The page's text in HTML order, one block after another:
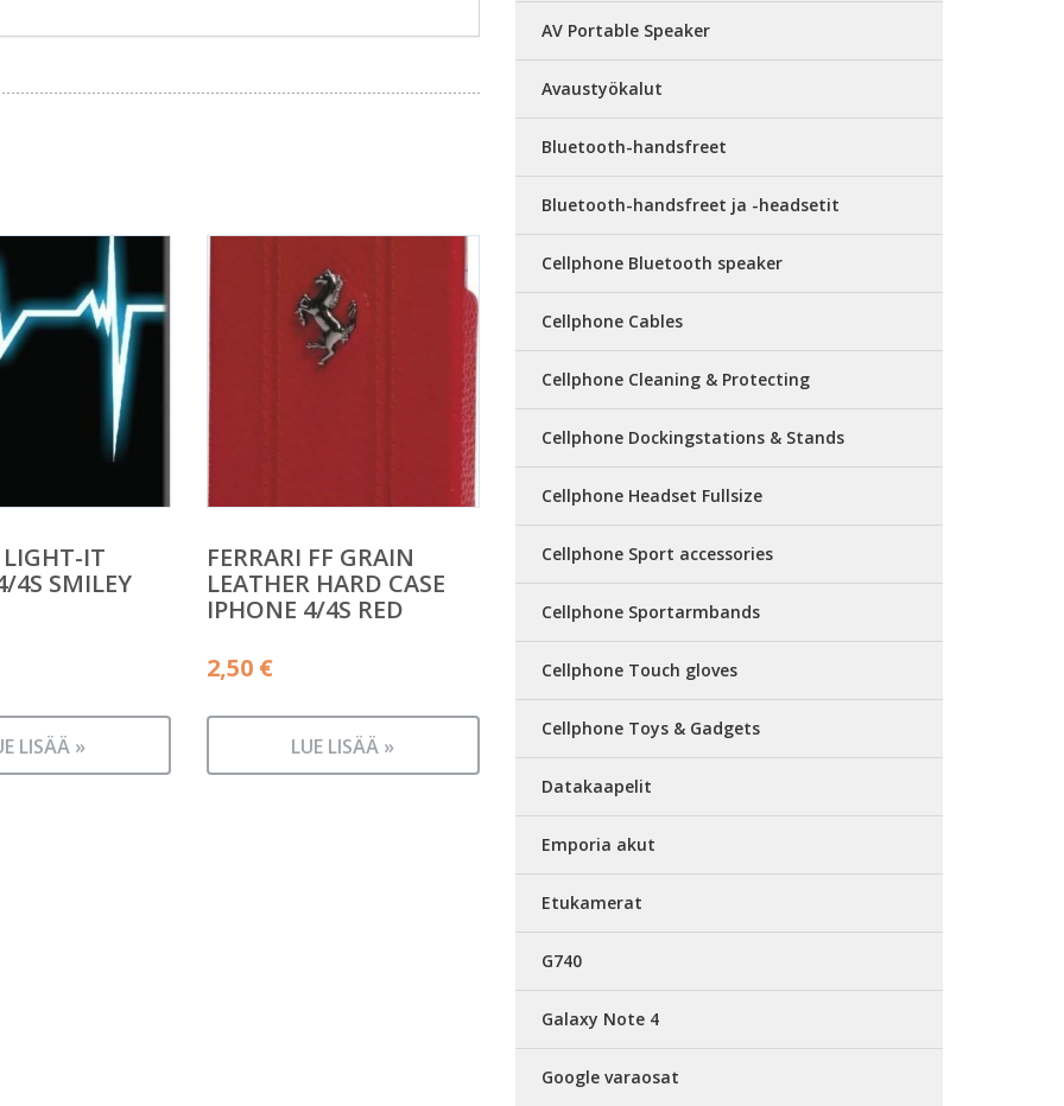
LIGHT-IT
4S SMILEY
LISÄÄ »
FERRARI FF GRAIN
LEATHER HARD CASE
IPHONE 4/4S RED
2,50 €
LUE LISÄÄ »
AV Portable Speaker
Avaustyökalut
Bluetooth-handsfreet
Bluetooth-handsfreet ja -headsetit
Cellphone Bluetooth speaker
Cellphone Cables
Cellphone Cleaning & Protecting
Cellphone Dockingstations & Stands
Cellphone Headset Fullsize
Cellphone Sport accessories
Cellphone Sportarmbands
Cellphone Touch gloves
Cellphone Toys & Gadgets
Datakaapelit
Emporia akut
Etukamerat
G740
Galaxy Note 4
Google varaosat